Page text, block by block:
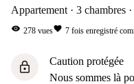
Appartement 3 chambres
visibility 278 vuesfavorite 7 fois enregistré
lock
Caution protégée
Nous sommes là